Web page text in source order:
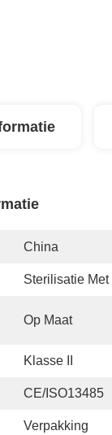
China
Sterilisatie
Op Maat
Klasse II
CE/ISO13485
Verpakking